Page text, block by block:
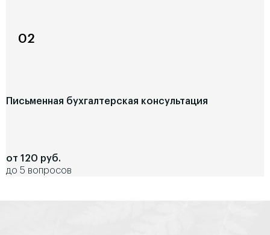
02
Письменная бухгалтерская консультация
от 120 руб.
до 5 вопросов